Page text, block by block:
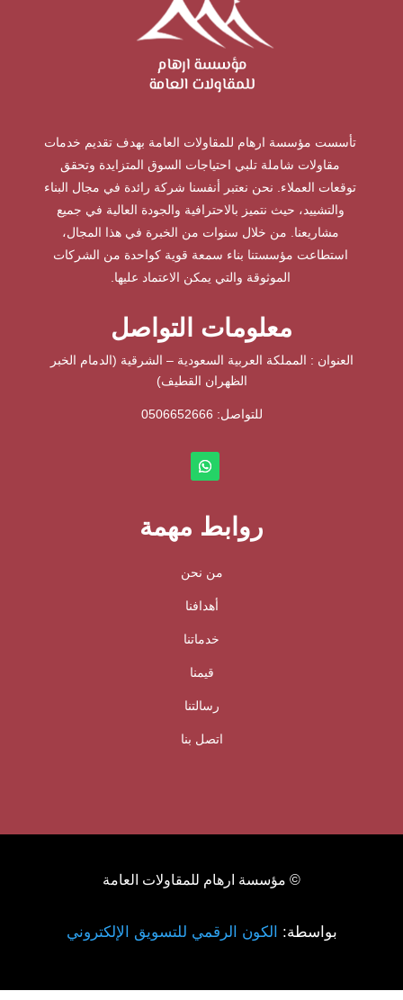
تأسست مؤسسة ارهام للمقاولات العامة بهدف تقديم خدمات
مقاولات شاملة تلبي احتياجات السوق المتزايدة وتحقق
توقعات العملاء. نحن نعتبر أنفسنا شركة رائدة في مجال البناء
والتشييد، حيث نتميز بالاحترافية والجودة العالية في جميع
مشاريعنا. من خلال سنوات من الخبرة في هذا المجال،
استطاعت مؤسستنا بناء سمعة قوية كواحدة من الشركات
الموثوقة والتي يمكن الاعتماد عليها.
معلومات التواصل
العنوان : المملكة العربية السعودية – الشرقية (الدمام الخبر
الظهران القطيف)
للتواصل: ⁦ 0506652666
روابط مهمة
من نحن
أهدافنا
خدماتنا
قيمنا
رسالتنا
اتصل بنا
© مؤسسة ارهام للمقاولات العامة
بواسطة: الكون الرقمي للتسويق الإلكتروني